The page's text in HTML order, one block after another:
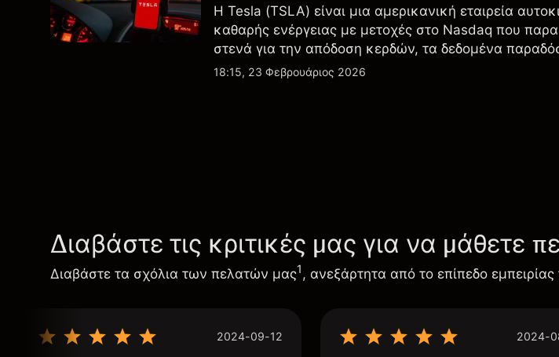
Η Tesla (TSLA) είναι μια αμερικανική εταιρεία
καθαρής ενέργειας με μετοχές στο Nasdaq που
στενά για την απόδοση κερδών, τα δεδομένα
εξελίξεις στην τεχνολογία και την παραγωγή.
18:15, 23 Φεβρουάριος 2026
Διαβάστε τις κριτικές μας για να μάθετε
Διαβάστε τα σχόλια των πελατών μας1, ανεξάρτητα από το επίπεδο εμπειρίας
2024-09-12 2024-